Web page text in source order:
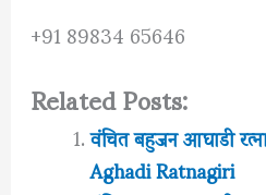
+91 89834 65646
Related Posts:
वंचित बहुजन आघाडी
Aghadi Ratnagiri